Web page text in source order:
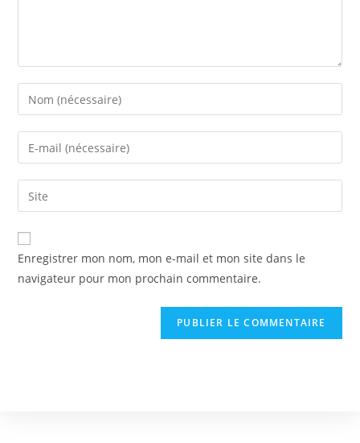
Enregistrer mon nom, mon e-mail et mon site dans le
navigateur pour mon prochain commentaire.